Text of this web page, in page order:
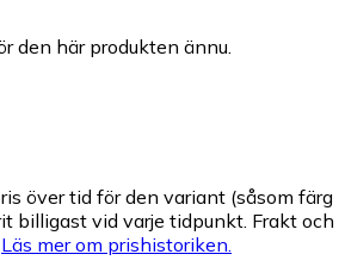
den här produkten ännu.
över tid för den variant (såsom färg
billigast vid varje tidpunkt. Frakt och
Läs mer om prishistoriken.